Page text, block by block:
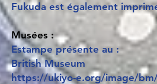
Fukuda est également
Musées :
Estampe présente au :
British Museum
https://ukiyo-e.org/image/